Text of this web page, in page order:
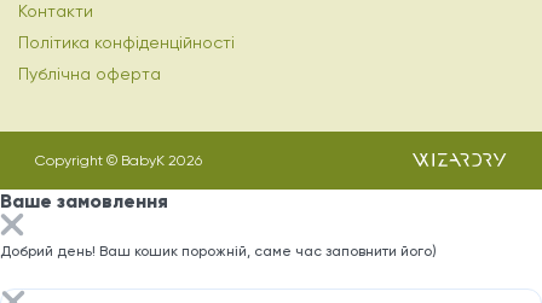
Контакти
Політика конфіденційності
Публічна оферта
Copyright © BabyK 2026
Ваше замовлення
Добрий день! Ваш кошик порожній, саме час заповнити його)